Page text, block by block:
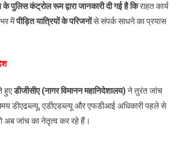
के पुलिस कंट्रोल रूम द्वारा जानकारी दी गई है किराहत कार्य
मेंपीड़ित यात्रियों के परिजनोंसे संपर्क साधने का प्रयास
हुएडीजीसीए(नागर विमानन महानिदेशालय) ने तुरंत जांच
डीएढब्ल्यू, एडीएडब्ल्यू और एफडीआई अधिकारी पहले से
अब जांच का नेतृत्व कर रहे हैं।